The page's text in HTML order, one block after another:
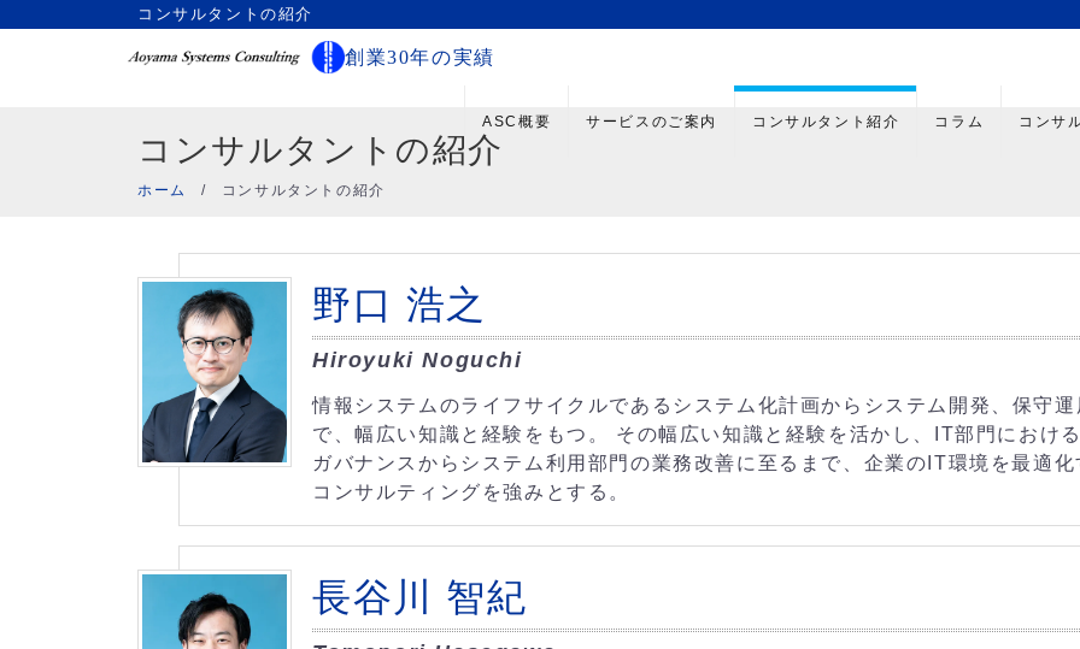
コンサルタントの紹介
創業30年の実績
ASC概要 サービスのご案内 コンサルタント紹介 コラム コンサ
コンサルタントの紹介
ホーム / コンサルタントの紹介
野口 浩之
Hiroyuki Noguchi
情報システムのライフサイクルであるシステム化計画からシステム開発、保守運
で、幅広い知識と経験をもつ。 その幅広い知識と経験を活かし、IT部門におけ
ガバナンスからシステム利用部門の業務改善に至るまで、企業のIT環境を最適化
コンサルティングを強みとする。
長谷川 智紀